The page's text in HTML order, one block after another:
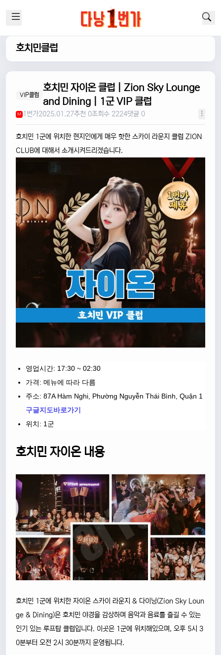
호치민클럽
VIP클럽
호치민 자이온 클럽 | Zion Sky Lounge
and Dining | 1군 VIP 클럽
M 1번가2025.01.27추천 0조회수 2224댓글 0
호치민 1군에 위치한 현지인에게 매우 핫한 스카이 라운지 클럽 ZION
CLUB에 대해서 소개시켜드리겠습니다.
영업시간: 17:30 ~ 02:30
가격: 메뉴에 따라 다름
주소: 87A Hàm Nghi, Phường Nguyễn Thái Bình, Quận 1
구글지도바로가기
위치: 1군
호치민 자이온 내용
호치민 1군에 위치한 자이온 스카이 라운지 & 다이닝(Zion Sky Loun
ge & Dining)은 호치민 야경을 감상하며 음악과 음료를 즐길 수 있는
인기 있는 루프탑 클럽입니다. 이곳은 1군에 위치해있으며, 오후 5시 3
0분부터 오전 2시 30분까지 운영됩니다.